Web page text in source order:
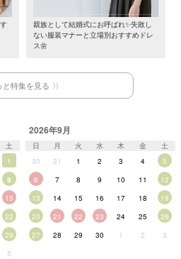
親族として結婚式にお呼ばれ✨失敗し
ない服装マナーと立場別おすすめドレ
ス🌼
と特集を見る
土
1
8
15
22
29
5
2026年9月
日 月 火 水 木 金
土
30
31 1 2 3 4
5
6
7 8 9 10 11
12
13
14 15 16 17 18
19
20
21 22 23 24 25
26
27
28 29 30 1 2 3